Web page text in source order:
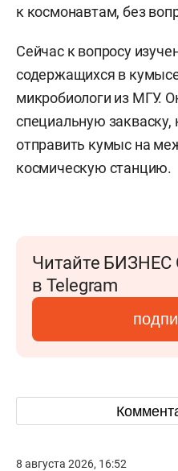
к космонавтам, без
Сейчас к вопросу
содержащихся в
микробиологи из МГУ.
специальную закваску,
отправить кумыс на
космическую станцию.
Читайте БИЗНЕС
в Telegram
8 августа 2026, 16:52